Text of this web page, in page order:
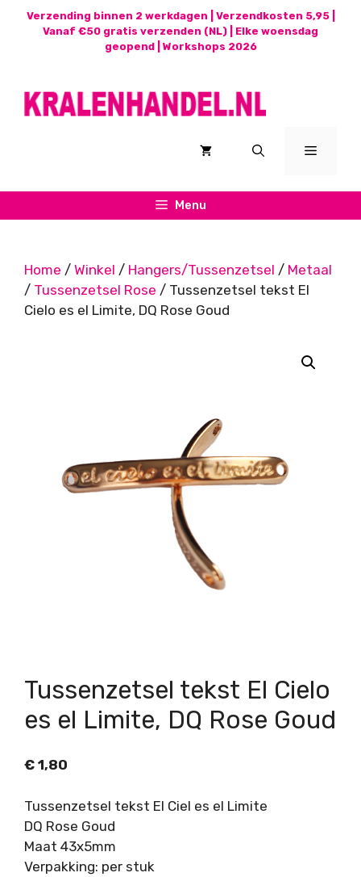
Verzending binnen 2 werkdagen | Verzendkosten 5,95 |
Vanaf €50 gratis verzenden (NL) | Elke woensdag
geopend | Workshops 2026
Menu
Menu
Home / Winkel / Hangers/Tussenzetsel / Metaal
/ Tussenzetsel Rose / Tussenzetsel tekst El
Cielo es el Limite, DQ Rose Goud
Tussenzetsel tekst El Cielo
es el Limite, DQ Rose Goud
€ 1,80
Tussenzetsel tekst El Ciel es el Limite
DQ Rose Goud
Maat 43x5mm
Verpakking: per stuk